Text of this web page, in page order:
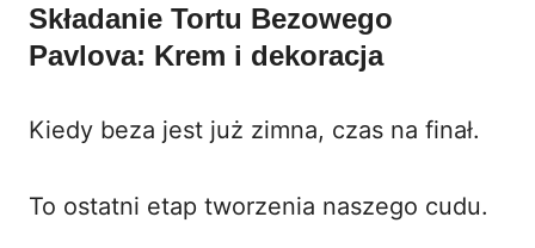
Składanie Tortu Bezowego
Pavlova: Krem i dekoracja
Kiedy beza jest już zimna, czas na finał.
To ostatni etap tworzenia naszego cudu.